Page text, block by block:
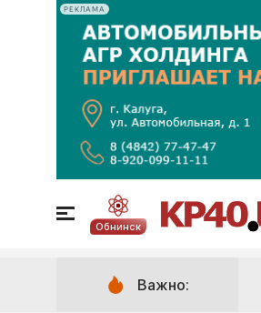
РЕКЛАМА
Обнинск
Важно: